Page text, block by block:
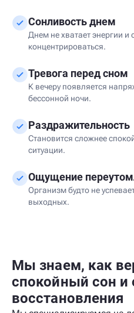
Сонливость днем
Днем не хватает энергии и
концентрироваться.
Тревога перед сном
К вечеру появляется
бессонной ночи.
Раздражительность
Становится сложнее
ситуации.
Ощущение
Организм будто не
выходных.
Мы знаем, как
спокойный сон
восстановления